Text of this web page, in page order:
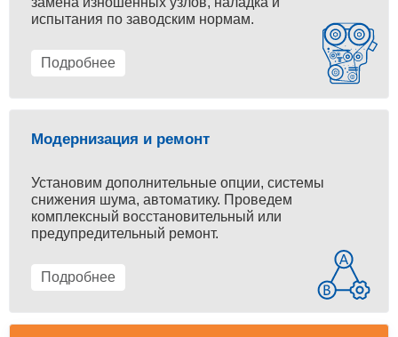
испытания по заводским нормам.
Подробнее
Модернизация и ремонт
Установим дополнительные опции, системы
снижения шума, автоматику. Проведем
комплексный восстановительный или
предупредительный ремонт.
Подробнее